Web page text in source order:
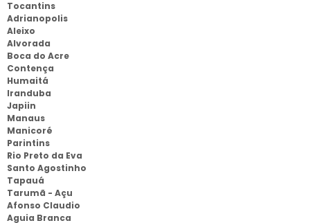
Tocantins
Adrianopolis
Aleixo
Alvorada
Boca do Acre
Contença
Humaitá
Iranduba
Japiin
Manaus
Manicoré
Parintins
Rio Preto da Eva
Santo Agostinho
Tapauá
Tarumã - Açu
Afonso Claudio
Aguia Branca